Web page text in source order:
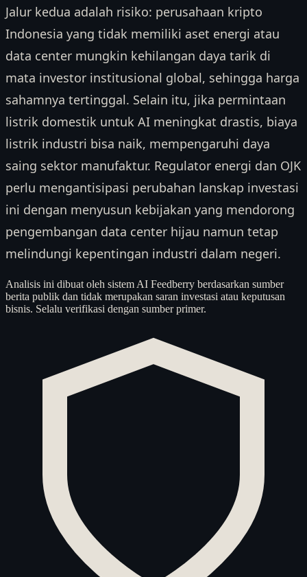
Jalur kedua adalah risiko: perusahaan kripto
Indonesia yang tidak memiliki aset energi atau
data center mungkin kehilangan daya tarik di
mata investor institusional global, sehingga harga
sahamnya tertinggal. Selain itu, jika permintaan
listrik domestik untuk AI meningkat drastis, biaya
listrik industri bisa naik, mempengaruhi daya
saing sektor manufaktur. Regulator energi dan OJK
perlu mengantisipasi perubahan lanskap investasi
ini dengan menyusun kebijakan yang mendorong
pengembangan data center hijau namun tetap
melindungi kepentingan industri dalam negeri.
Analisis ini dibuat oleh sistem AI Feedberry berdasarkan sumber
berita publik dan tidak merupakan saran investasi atau keputusan
bisnis. Selalu verifikasi dengan sumber primer.